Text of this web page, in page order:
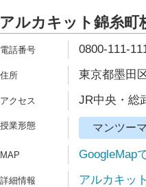
アルカキット錦糸町
0800-111-
東京都墨田
JR中央・総
マンツー
GoogleMap
アルカキッ